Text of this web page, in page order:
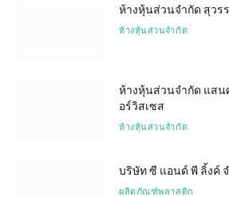
ห้างหุ้นส่วนจำกัด สุวร
ห้างหุ้นส่วนจำกัด
ห้างหุ้นส่วนจำกัด แสน
อร์วิสเซส
ห้างหุ้นส่วนจำกัด
บริษัท ซี แอนด์ พี ลิ้งค์
ผลิตภัณฑ์พลาสติก